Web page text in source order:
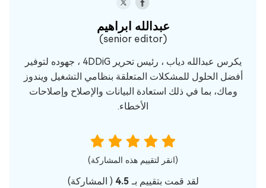
عبدالله ابراهيم‎
(senior editor)
يكرس عبدالله دياب ، رئيس تحرير 4DDiG ، جهوده لتوفير
أفضل الحلول للمشكلات المتعلقة بنظامي التشغيل ويندوز
وماك، بما في ذلك استعادة البيانات والإصلاح وإصلاحات
الأخطاء.
(انقر لتقييم هذه المشاركة)
لقد قمت بتقييم بـ 4.5
( المشاركة)